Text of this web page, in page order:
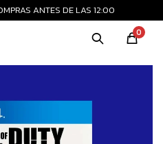
ANTES DE LAS 12:00
0
MI CUENTA